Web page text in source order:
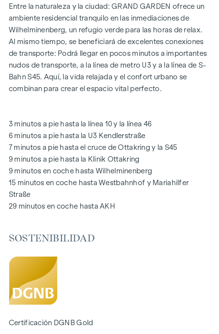
Lo más destacado del proyecto residencialGRAND
GARDENes el oasis de paz del patio interior de 1.000 m², un
refugio único para todas las generaciones. Aquí es donde la
naturaleza se encuentra con la vida urbana y crea una
calidad de vida excepcional.
Las zonas comunes con bancos y mesas invitan a relajarse y
ofrecen un lugar de encuentro natural para todas las
generaciones. Una acogedora zona de juegos infantiles
los niños puedan jugar con seguridad y despreocupación.
Durante la fase de planificación se hizo especial hincapié en
los materiales sostenibles.
El uso exclusivo por parte de los residentes hace de este
patio interior oasis de paz un activo especial del proyecto y
garantiza una calidad de vida excepcional. Experimente la
vida moderna con un valor añadido ecológico: ¡bienvenido a
SU HOGAR CON AMPLIAS VISTAS Y ESPACIOS ABIERTOS
EnGRAND GARDEN
experimenta de nuevo la simbiosis perfecta entre estilo de
vida moderno y estilo histórico. Una característica especial
es el equipamiento de alta calidad, que garantiza una
experiencia de vida óptima con soluciones de planta flexible
demuestra una gran atención al detalle y ofrece mucho
Entre la naturaleza y la ciudad: GRAND GARDEN ofrece un
ambiente residencial tranquilo en las inmediaciones de
Wilhelminenberg, un refugio verde para las horas de relax.
Al mismo tiempo, se beneficiará de excelentes conexiones
de transporte: Podrá llegar en pocos minutos a importantes
nudos de transporte, a la línea de metro U3 y a la línea de S-
Bahn S45. Aquí, la vida relajada y el confort urbano se
combinan para crear el espacio vital perfecto.
3 minutos a pie hasta la línea 10 y la línea 46
6 minutos a pie hasta la U3 Kendlerstraße
7 minutos a pie hasta el cruce de Ottakring y la S45
9 minutos a pie hasta la Klinik Ottakring
9 minutos en coche hasta Wilhelminenberg
15 minutos en coche hasta Westbahnhof y Mariahilfer
Straße
29 minutos en coche hasta AKH
SOSTENIBILIDAD
Certificación DGNB Gold